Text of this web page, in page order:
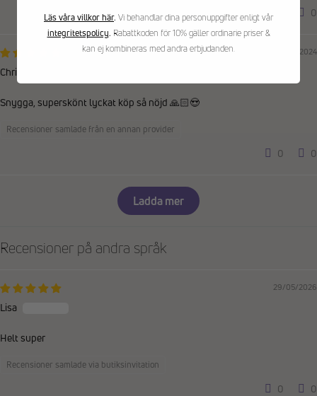
0
22/05/2024
Christina
Snygga, superskönt lyckat köp så nöjd 🙏🏻😍
Recensioner samlade från en annan provider
0 0
Ladda mer
Recensioner på andra språk
29/05/2026
Lisa
Helt super
Recensioner samlade via butiksinvitation
0
0
Läs våra villkor här. Vi behandlar dina personuppgifter enligt vår
integritetspolicy. Rabattkoden för 10% gäller ordinarie priser &
kan ej kombineras med andra erbjudanden.